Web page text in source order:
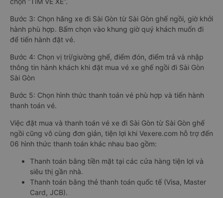
Bước 3: Chọn hãng xe đi Sài Gòn từ Sài Gòn ghế ngồi, giờ khởi
hành phù hợp. Bấm chọn vào khung giờ quý khách muốn đi
để tiến hành đặt vé.
Bước 4: Chọn vị trí/giường ghế, điểm đón, điểm trả và nhập
thông tin hành khách khi đặt mua vé xe ghế ngồi đi Sài Gòn
Sài Gòn
Bước 5: Chọn hình thức thanh toán vé phù hợp và tiến hành
thanh toán vé.
Việc đặt mua và thanh toán vé xe đi Sài Gòn từ Sài Gòn ghế
ngồi cũng vô cùng đơn giản, tiện lợi khi Vexere.com hỗ trợ đến
06 hình thức thanh toán khác nhau bao gồm:
Thanh toán bằng tiền mặt tại các cửa hàng tiện lợi và
siêu thị gần nhà.
Thanh toán bằng thẻ thanh toán quốc tế (Visa, Master
Card, JCB).